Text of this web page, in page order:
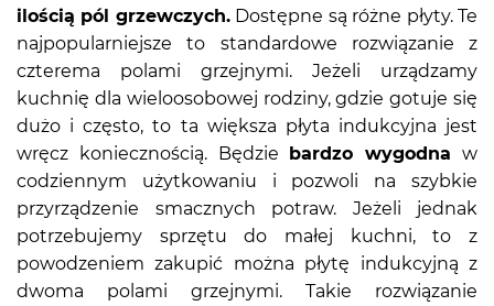
ilością pól grzewczych.Dostępne są różne płyty. Te
najpopularniejsze to standardowe rozwiązanie z
czterema polami grzejnymi. Jeżeli urządzamy
kuchnię dla wieloosobowej rodziny, gdzie gotuje się
dużo i często, to ta większa płyta indukcyjna jest
wręcz koniecznością. Będzie bardzo wygodna w
codziennym użytkowaniu i pozwoli na szybkie
przyrządzenie smacznych potraw. Jeżeli jednak
potrzebujemy sprzętu do małej kuchni, to z
powodzeniem zakupić można płytę indukcyjną z
dwoma polami grzejnymi. Takie rozwiązanie